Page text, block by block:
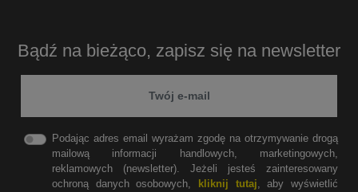
Bądź na bieżąco, zapisz się na newsletter
Podając adres email wyrażam zgodę na otrzymywanie drogą
mailową informacji handlowych, marketingowych,
reklamowych (newsletter). Jeżeli jesteś zainteresowany
ochroną danych osobowych,
kliknij tutaj, aby wyświetlić